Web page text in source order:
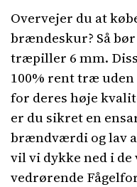
Overvejer du at
brændeskur? Så
træpiller 6 mm.
100% rent træ
for deres høje
er du sikret en
brændværdi og lav
vil vi dykke ned i
vedrørende